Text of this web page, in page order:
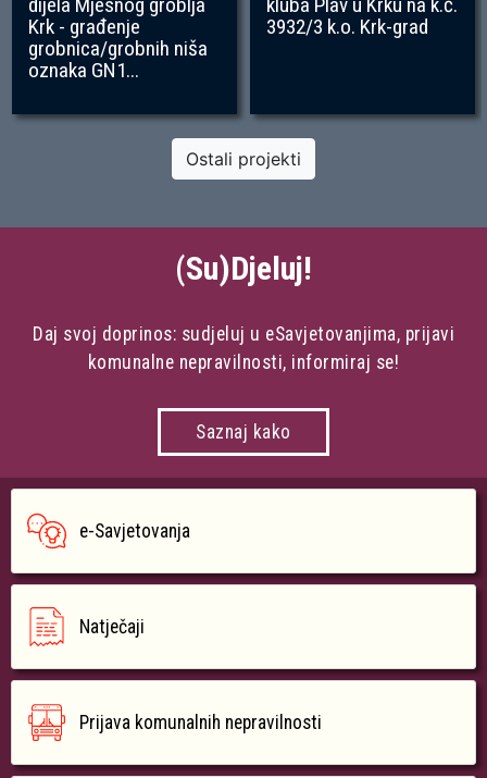
Krk - građenje
grobnica/grobnih niša
oznaka GN1...
3932/3 k.o. Krk-grad
Ostali projekti
(Su)Djeluj!
Daj svoj doprinos: sudjeluj u eSavjetovanjima, prijavi
komunalne nepravilnosti, informiraj se!
Saznaj kako
e-Savjetovanja
Natječaji
Prijava komunalnih nepravilnosti